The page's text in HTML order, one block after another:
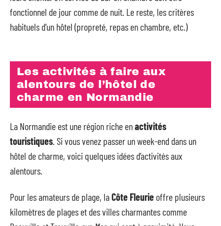
fonctionnel de jour comme de nuit. Le reste, les critères
habituels d’un hôtel (propreté, repas en chambre, etc.)
Les activités à faire aux
alentours de l’hôtel de
charme en Normandie
La Normandie est une région riche enactivités
touristiques. Si vous venez passer un week-end dans un
hôtel de charme, voici quelques idées d’activités aux
alentours.
Pour les amateurs de plage, laCôte Fleurie offre plusieurs
kilomètres de plages et des villes charmantes comme